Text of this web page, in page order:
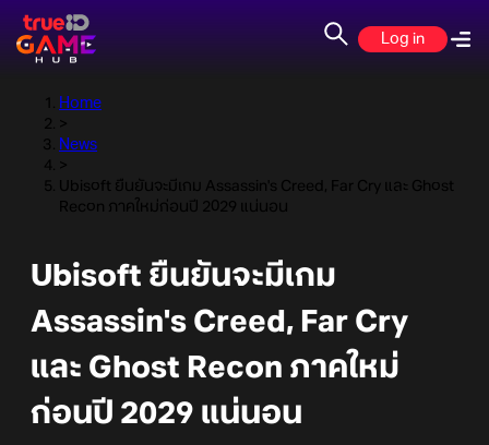
Log in
Home
>
News
>
Ubisoft ยืนยันจะมีเกม Assassin's Creed, Far Cry และ Ghost
Recon ภาคใหม่ก่อนปี 2029 แน่นอน
Ubisoft ยืนยันจะมีเกม
Assassin's Creed, Far Cry
และ Ghost Recon ภาคใหม่
ก่อนปี 2029 แน่นอน